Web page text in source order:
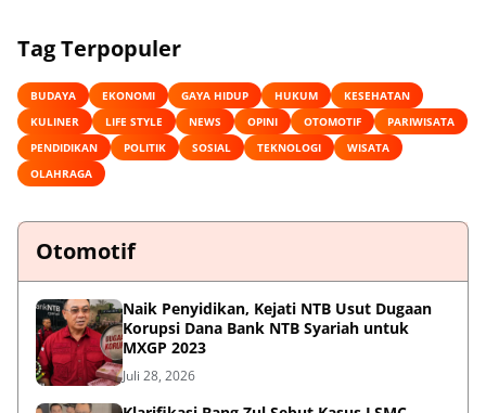
Tag Terpopuler
BUDAYA EKONOMI GAYA HIDUP HUKUM
KESEHATAN
KULINER
LIFE STYLE NEWS OPINI OTOMOTIF
PARIWISATA
PENDIDIKAN
POLITIK SOSIAL TEKNOLOGI
WISATA
OLAHRAGA
Otomotif
Naik Penyidikan, Kejati NTB Usut Dugaan
Korupsi Dana Bank NTB Syariah untuk
MXGP 2023
Juli 28, 2026